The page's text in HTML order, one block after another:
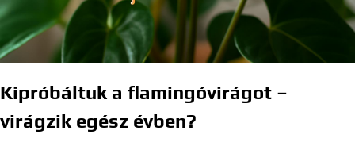
Kipróbáltuk a flamingóvirágot –
virágzik egész évben?